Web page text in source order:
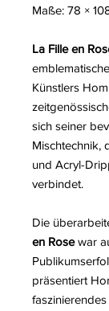
Maße: 78 ×
La Fille en
Künstlers
sich seiner
Mischtechnik,
und Acryl-
verbindet.
Die
en Rosewar
präsentiert